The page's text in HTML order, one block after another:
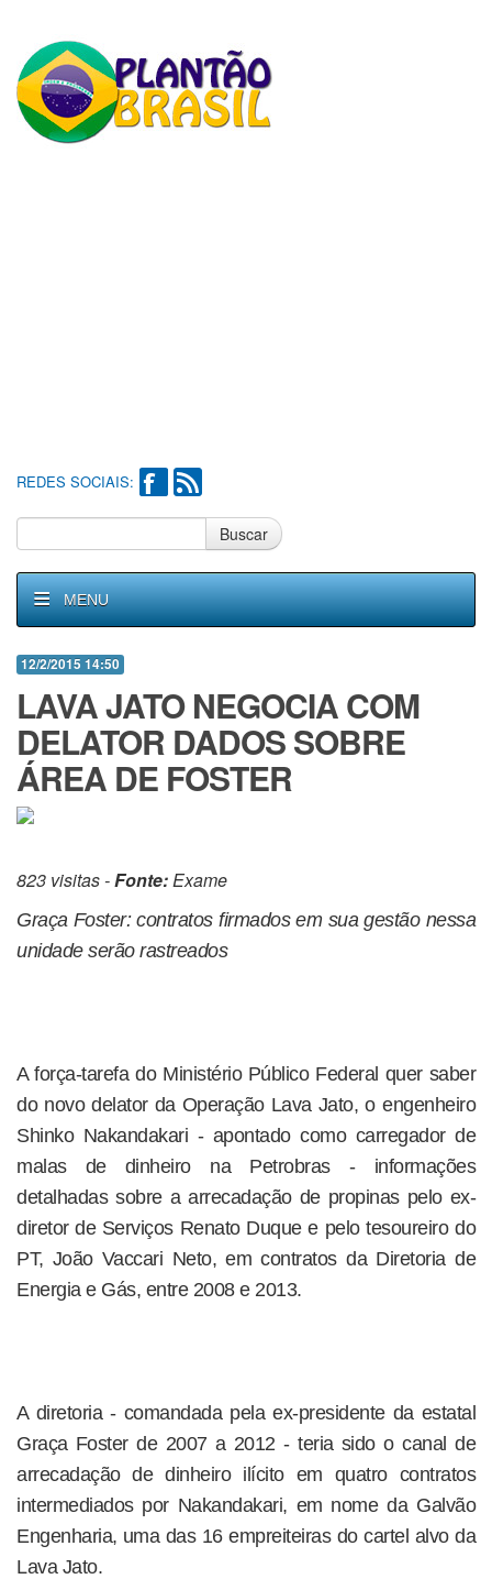
REDES SOCIAIS:
Buscar
MENU
12/2/2015 14:50
LAVA JATO NEGOCIA COM
DELATOR DADOS SOBRE
ÁREA DE FOSTER
823 visitas -Fonte:Exame
Graça Foster: contratos firmados em sua gestão nessa
unidade serão rastreados
A força-tarefa do Ministério Público Federal quer saber
do novo delator da Operação Lava Jato, o engenheiro
Shinko Nakandakari - apontado como carregador de
malas de dinheiro na Petrobras - informações
detalhadas sobre a arrecadação de propinas pelo ex-
diretor de Serviços Renato Duque e pelo tesoureiro do
PT, João Vaccari Neto, em contratos da Diretoria de
Energia e Gás, entre 2008 e 2013.
A diretoria - comandada pela ex-presidente da estatal
Graça Foster de 2007 a 2012 - teria sido o canal de
arrecadação de dinheiro ilícito em quatro contratos
intermediados por Nakandakari, em nome da Galvão
Engenharia, uma das 16 empreiteiras do cartel alvo da
Lava Jato.